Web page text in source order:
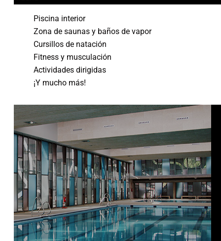
Piscina interior
Zona de saunas y baños de vapor
Cursillos de natación
Fitness y musculación
Actividades dirigidas
¡Y mucho más!